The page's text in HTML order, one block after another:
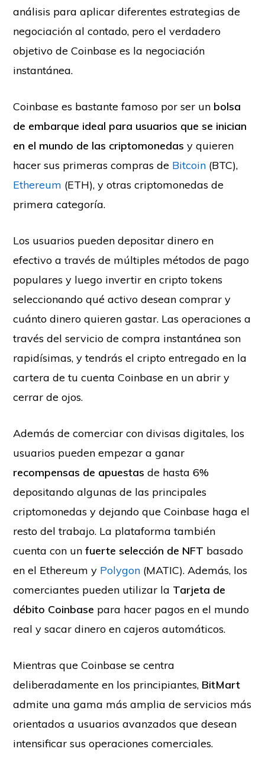
análisis para aplicar diferentes estrategias de
negociación al contado, pero el verdadero
objetivo de Coinbase es la negociación
instantánea.
Coinbase es bastante famoso por ser un bolsa
de embarque ideal para usuarios que se inician
en el mundo de las criptomonedas y quieren
hacer sus primeras compras de Bitcoin (BTC),
Ethereum (ETH), y otras criptomonedas de
primera categoría.
Los usuarios pueden depositar dinero en
efectivo a través de múltiples métodos de pago
populares y luego invertir en cripto tokens
seleccionando qué activo desean comprar y
cuánto dinero quieren gastar. Las operaciones a
través del servicio de compra instantánea son
rapidísimas, y tendrás el cripto entregado en la
cartera de tu cuenta Coinbase en un abrir y
cerrar de ojos.
Además de comerciar con divisas digitales, los
usuarios pueden empezar a ganar
recompensas de apuestas de hasta 6%
depositando algunas de las principales
criptomonedas y dejando que Coinbase haga el
resto del trabajo. La plataforma también
cuenta con unfuerte selección de NFT basado
en el Ethereum y Polygon (MATIC). Además, los
comerciantes pueden utilizar la Tarjeta de
débito Coinbase para hacer pagos en el mundo
real y sacar dinero en cajeros automáticos.
Mientras que Coinbase se centra
deliberadamente en los principiantes, BitMart
admite una gama más amplia de servicios más
orientados a usuarios avanzados que desean
intensificar sus operaciones comerciales.